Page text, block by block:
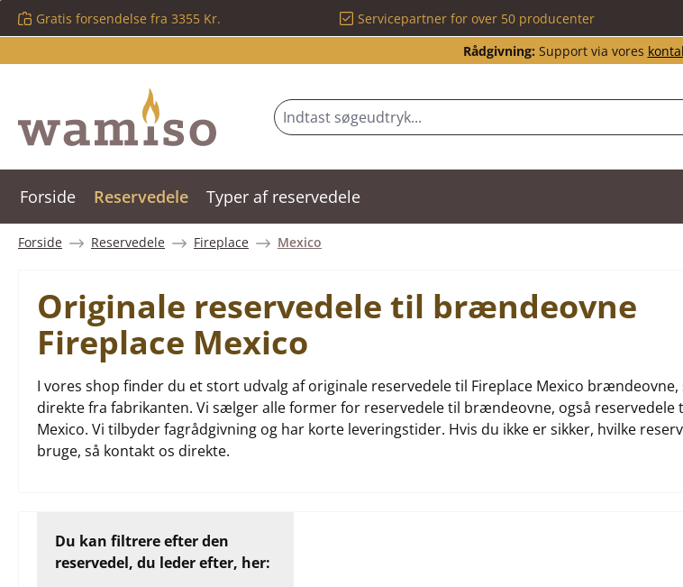
til hovedindhold
Spring til søgning
Gå til hovednavigation
Gratis forsendelse fra 3355 Kr. Servicepartner for over 50 producenter
Rådgivning: Support via vores
Forside Reservedele Typer af reservedele
Forside Reservedele Fireplace Mexico
Originale reservedele til brændeovne
Fireplace Mexico
I vores shop finder du et stort udvalg af originale reservedele til Fireplace Mexico
direkte fra fabrikanten. Vi sælger alle former for reservedele til brændeovne, også reservedele
Mexico. Vi tilbyder fagrådgivning og har korte leveringstider. Hvis du ikke er sikker, hvilke
bruge, så kontakt os direkte.
Du kan filtrere efter den
reservedel, du leder efter, her: